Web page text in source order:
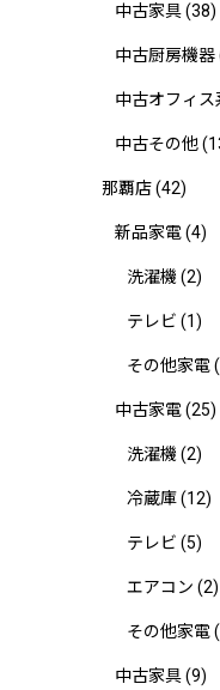
中古家具(38)
中古厨房機器
中古オフィス
中古その他
那覇店(42)
新品家電(4)
洗濯機 (2)
テレビ (1)
その他家電
中古家電(25)
洗濯機 (2)
冷蔵庫(12)
テレビ (5)
エアコン (2)
その他家電
中古家具(9)